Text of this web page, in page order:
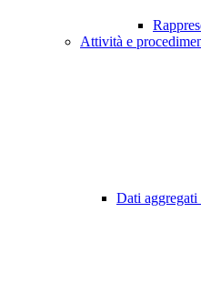
Attività e
Dati